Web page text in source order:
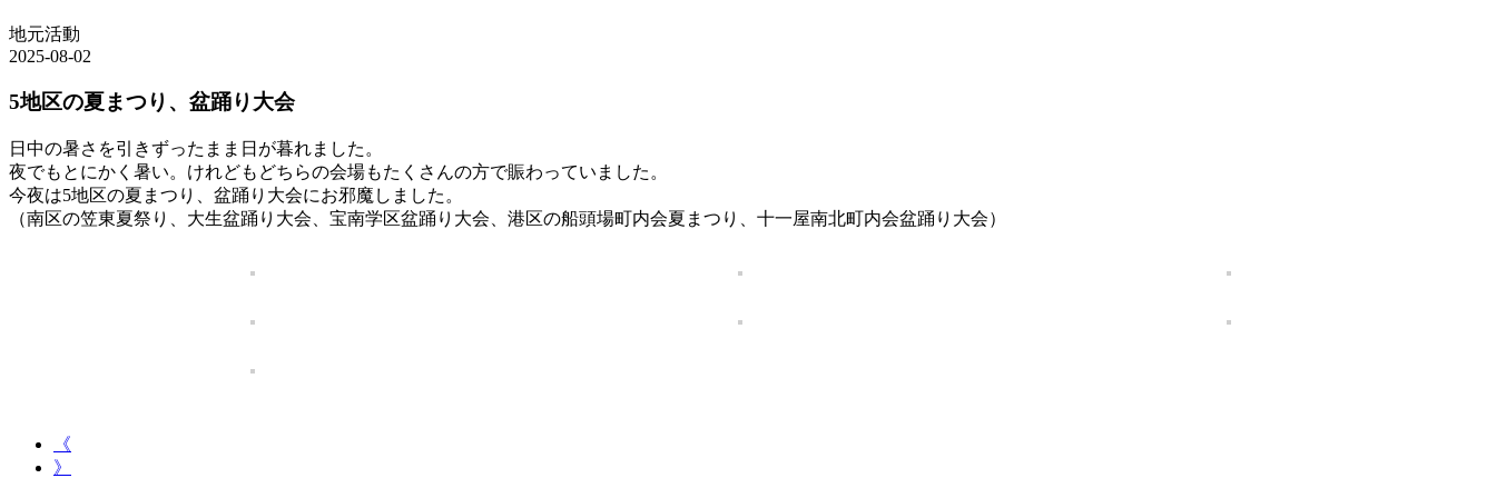
地元活動
2025-08-02
5地区の夏まつり、盆踊り大会
日中の暑さを引きずったまま日が暮れました。
夜でもとにかく暑い。けれどもどちらの会場もたくさんの方で賑わっていました。
今夜は5地区の夏まつり、盆踊り大会にお邪魔しました。
（南区の笠東夏祭り、大生盆踊り大会、宝南学区盆踊り大会、港区の船頭場町内会夏まつり、十一屋南北町内会盆踊り大会）
《
》